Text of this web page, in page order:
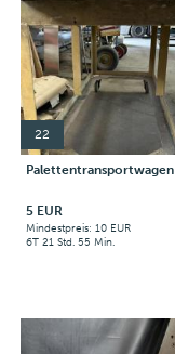
22
Palettentransportwagen
5 EUR
Mindestpreis: 10 EUR
6T 21 Std. 55 Min.